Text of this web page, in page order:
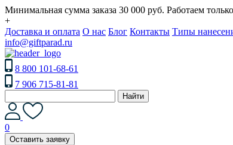
Минимальная сумма заказа 30 000 руб. Работаем
+
Доставка и оплата О нас Блог Контакты Типы
info@giftparad.ru
8 800 101-68-61
7 906 715-81-81
Найти
0
Оставить заявку